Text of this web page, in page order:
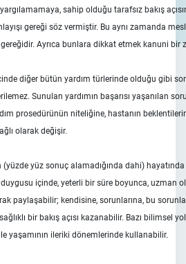
yargılamamaya, sahip olduğu tarafsız bakış
gereği söz vermiştir. Bu aynı zamanda
Ayrıca bunlara dikkat etmek kanuni bir
diğer bütün yardım türlerinde olduğu gibi
Sunulan yardımın başarısı yaşanılan
prosedürünün niteliğine, hastanın
olarak değişir.
(yüzde yüz sonuç alamadığında dahi)
içinde, yeterli bir süre boyunca, uzman
paylaşabilir; kendisine, sorunlarına, bu
bir bakış açısı kazanabilir. Bazı bilimsel
yaşamının ileriki dönemlerinde kullanabilir.